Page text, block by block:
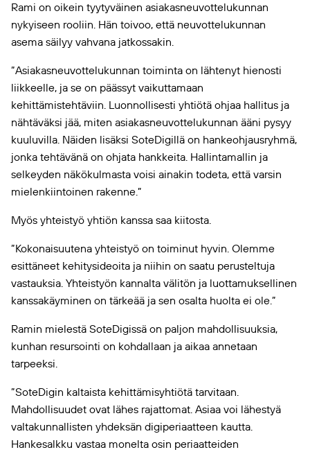
Rami on oikein tyytyväinen asiakasneuvottelukunnan
nykyiseen rooliin. Hän toivoo, että neuvottelukunnan
asema säilyy vahvana jatkossakin.
”Asiakasneuvottelukunnan toiminta on lähtenyt hienosti
liikkeelle, ja se on päässyt vaikuttamaan
kehittämistehtäviin. Luonnollisesti yhtiötä ohjaa hallitus ja
nähtäväksi jää, miten asiakasneuvottelukunnan ääni pysyy
kuuluvilla. Näiden lisäksi SoteDigillä on hankeohjausryhmä,
jonka tehtävänä on ohjata hankkeita. Hallintamallin ja
selkeyden näkökulmasta voisi ainakin todeta, että varsin
mielenkiintoinen rakenne.”
Myös yhteistyö yhtiön kanssa saa kiitosta.
”Kokonaisuutena yhteistyö on toiminut hyvin. Olemme
esittäneet kehitysideoita ja niihin on saatu perusteltuja
vastauksia. Yhteistyön kannalta välitön ja luottamuksellinen
kanssakäyminen on tärkeää ja sen osalta huolta ei ole.”
Ramin mielestä SoteDigissä on paljon mahdollisuuksia,
kunhan resursointi on kohdallaan ja aikaa annetaan
tarpeeksi.
”SoteDigin kaltaista kehittämisyhtiötä tarvitaan.
Mahdollisuudet ovat lähes rajattomat. Asiaa voi lähestyä
valtakunnallisten yhdeksän digiperiaatteen kautta.
Hankesalkku vastaa monelta osin periaatteiden